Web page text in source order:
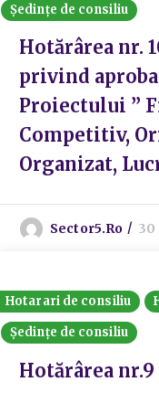
Ședințe de consiliu
Hotărârea nr.
privind
Proiectului ”
Competitiv,
Organizat,
Sector5.ro 30
Hotarari de consiliu
Ședințe de consiliu
Hotărârea nr.9